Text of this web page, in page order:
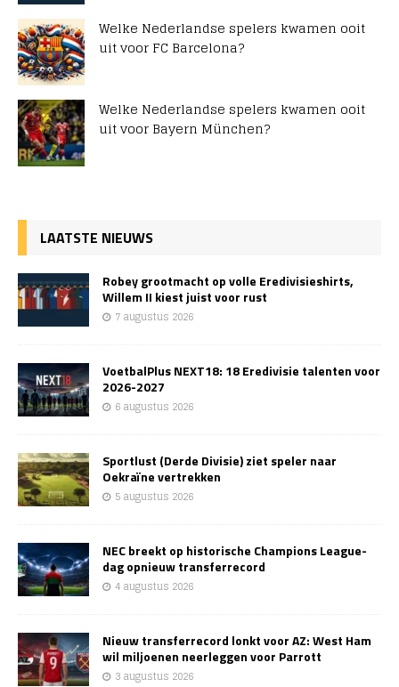
Welke Nederlandse spelers kwamen ooit
uit voor FC Barcelona?
Welke Nederlandse spelers kwamen ooit
uit voor Bayern München?
LAATSTE NIEUWS
Robey grootmacht op volle Eredivisieshirts,
Willem II kiest juist voor rust
7 augustus 2026
VoetbalPlus NEXT18: 18 Eredivisie talenten voor
2026-2027
6 augustus 2026
Sportlust (Derde Divisie) ziet speler naar
Oekraïne vertrekken
5 augustus 2026
NEC breekt op historische Champions League-
dag opnieuw transferrecord
4 augustus 2026
Nieuw transferrecord lonkt voor AZ: West Ham
wil miljoenen neerleggen voor Parrott
3 augustus 2026